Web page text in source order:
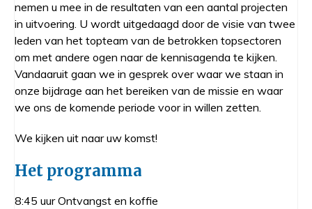
nemen u mee in de resultaten van een aantal projecten
in uitvoering. U wordt uitgedaagd door de visie van twee
leden van het topteam van de betrokken topsectoren
om met andere ogen naar de kennisagenda te kijken.
Vandaaruit gaan we in gesprek over waar we staan in
onze bijdrage aan het bereiken van de missie en waar
we ons de komende periode voor in willen zetten.
We kijken uit naar uw komst!
Het programma
8:45 uur Ontvangst en koffie